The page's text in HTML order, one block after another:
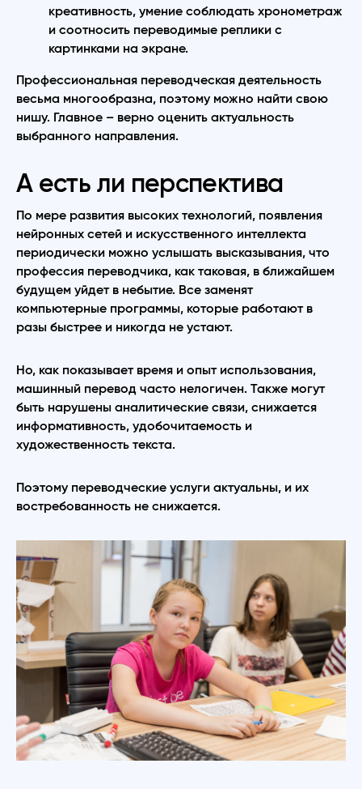
креативность, умение соблюдать хронометраж
и соотносить переводимые реплики с
картинками на экране.
Профессиональная переводческая деятельность
весьма многообразна, поэтому можно найти свою
нишу. Главное – верно оценить актуальность
выбранного направления.
А есть ли перспектива
По мере развития высоких технологий, появления
нейронных сетей и искусственного интеллекта
периодически можно услышать высказывания, что
профессия переводчика, как таковая, в ближайшем
будущем уйдет в небытие. Все заменят
компьютерные программы, которые работают в
разы быстрее и никогда не устают.
Но, как показывает время и опыт использования,
машинный перевод часто нелогичен. Также могут
быть нарушены аналитические связи, снижается
информативность, удобочитаемость и
художественность текста.
Поэтому переводческие услуги актуальны, и их
востребованность не снижается.